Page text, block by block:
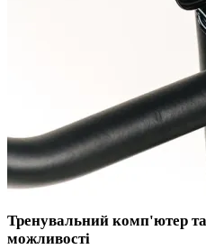
Тренувальний комп'ютер
можливості